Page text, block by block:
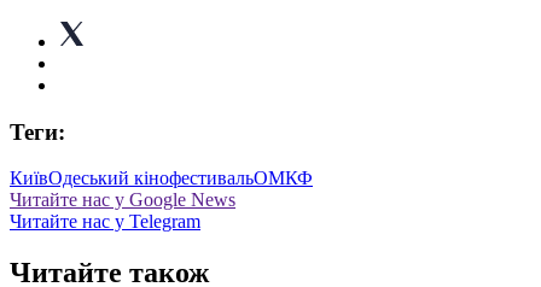
Теги:
КиївОдеський кінофестивальОМКФ
Читайте нас у Google News
Читайте нас у Telegram
Читайте також